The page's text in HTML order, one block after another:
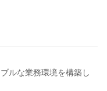
ルな業務環境を構築し